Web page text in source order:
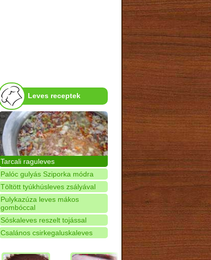
Leves receptek
Tarcali raguleves
Palóc gulyás Sziporka módra
Töltött tyúkhúsleves zsályával
Pulykazúza leves mákos
gombóccal
Sóskaleves reszelt tojással
Csalános csirkegaluskaleves